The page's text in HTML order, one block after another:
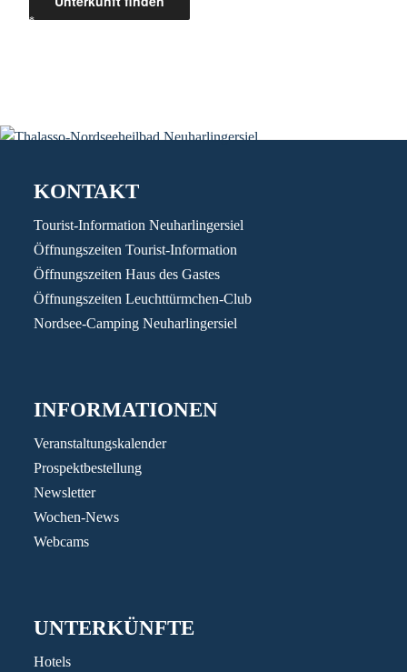
*Ergebnisse werden auf tportal.tomas.travel angezeigt
KONTAKT
Tourist-Information Neuharlingersiel
Öffnungszeiten Tourist-Information
Öffnungszeiten Haus des Gastes
Öffnungszeiten Leuchttürmchen-Club
Nordsee-Camping Neuharlingersiel
INFORMATIONEN
Veranstaltungskalender
Prospektbestellung
Newsletter
Wochen-News
Webcams
UNTERKÜNFTE
Hotels